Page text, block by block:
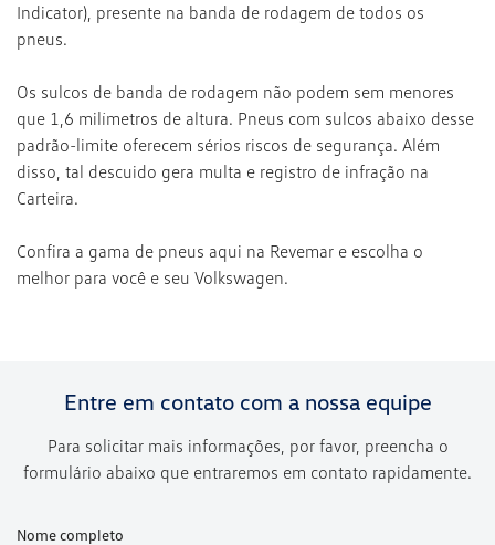
Indicator), presente na banda de rodagem de todos os
pneus.
Os sulcos de banda de rodagem não podem sem menores
que 1,6 milímetros de altura. Pneus com sulcos abaixo desse
padrão-limite oferecem sérios riscos de segurança. Além
disso, tal descuido gera multa e registro de infração na
Carteira.
Confira a gama de pneus aqui na Revemar e escolha o
melhor para você e seu Volkswagen.
Entre em contato com a nossa equipe
Para solicitar mais informações, por favor, preencha o
formulário abaixo que entraremos em contato rapidamente.
Nome completo